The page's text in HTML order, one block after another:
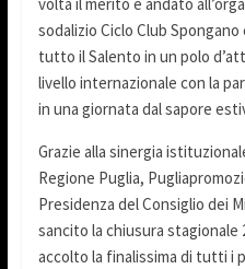
volta il merito è andato
sodalizio Ciclo Club
tutto il Salento in un polo
livello internazionale con la
in una giornata dal sapore
Grazie alla sinergia
Regione Puglia,
Presidenza del Consiglio dei
sancito la chiusura stagionale
accolto la finalissima di tutti i